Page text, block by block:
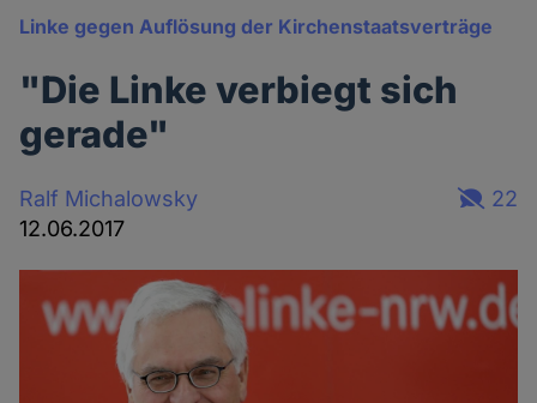
Linke gegen Auflösung der Kirchenstaatsverträge
"Die Linke verbiegt sich
gerade"
Ralf Michalowsky
12.06.2017
22